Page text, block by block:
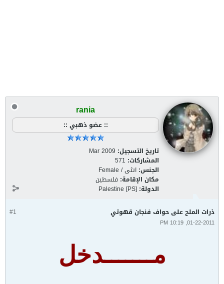
rania
:: عضو ذهبي ::
تاريخ التسجيل: Mar 2009
المشاركات: 571
الجنس: انثى / Female
مكان الإقامة: فلسطين
الدولة: Palestine [PS]
#1 ذرات الملح على حواف فنجان قهوتي
01-22-2011, 10:19 PM
مـــــــدخل